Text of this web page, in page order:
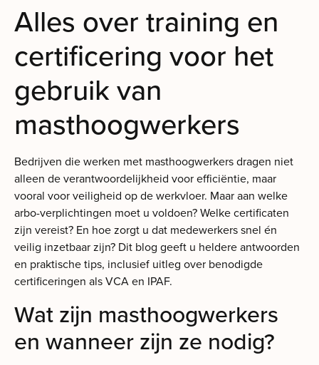
Alles over training en
certificering voor het
gebruik van
masthoogwerkers
Bedrijven die werken met masthoogwerkers dragen niet
alleen de verantwoordelijkheid voor efficiëntie, maar
vooral voor veiligheid op de werkvloer. Maar aan welke
arbo-verplichtingen moet u voldoen? Welke certificaten
zijn vereist? En hoe zorgt u dat medewerkers snel én
veilig inzetbaar zijn? Dit blog geeft u heldere antwoorden
en praktische tips, inclusief uitleg over benodigde
certificeringen als VCA en IPAF.
Wat zijn masthoogwerkers
en wanneer zijn ze nodig?